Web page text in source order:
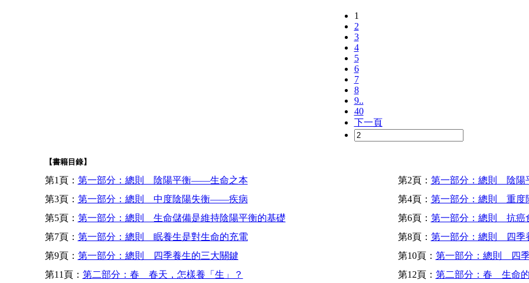
1
2
3
4
5
6
7
8
9..
40
下一頁
【書籍目錄】
第1頁： 第一部分：總則 陰陽平衡——生命之本 第2頁： 第一部分：總則 陰
第3頁： 第一部分：總則 中度陰陽失衡——疾病 第4頁： 第一部分：總則 重度
第5頁： 第一部分：總則 生命儲備是維持陰陽平衡的基礎 第6頁： 第一部分：總則 抗癌
第7頁： 第一部分：總則 眠養生是對生命的充電 第8頁： 第一部分：總則 四季
第9頁： 第一部分：總則 四季養生的三大關鍵 第10頁： 第一部分：總則 四季
第11頁： 第二部分：春 春天，怎樣養「生」？ 第12頁： 第二部分：春 生命